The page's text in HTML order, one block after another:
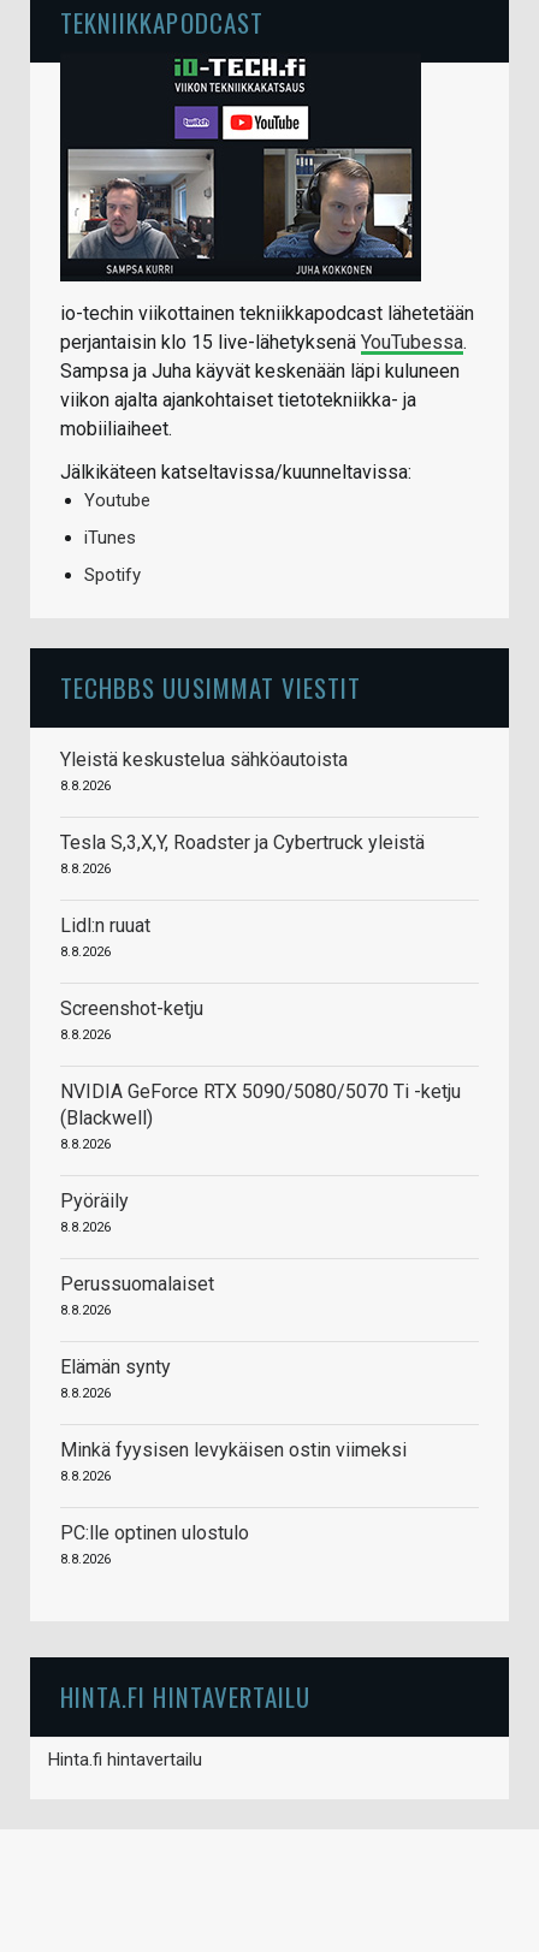
TEKNIIKKAPODCAST
io-techin viikottainen tekniikkapodcast lähetetään
perjantaisin klo 15 live-lähetyksenä YouTubessa.
Sampsa ja Juha käyvät keskenään läpi kuluneen
viikon ajalta ajankohtaiset tietotekniikka- ja
mobiiliaiheet.
Jälkikäteen katseltavissa/kuunneltavissa:
Youtube
iTunes
Spotify
TECHBBS UUSIMMAT VIESTIT
Yleistä keskustelua sähköautoista
8.8.2026
Tesla S,3,X,Y, Roadster ja Cybertruck yleistä
8.8.2026
Lidl:n ruuat
8.8.2026
Screenshot-ketju
8.8.2026
NVIDIA GeForce RTX 5090/5080/5070 Ti -ketju
(Blackwell)
8.8.2026
Pyöräily
8.8.2026
Perussuomalaiset
8.8.2026
Elämän synty
8.8.2026
Minkä fyysisen levykäisen ostin viimeksi
8.8.2026
PC:lle optinen ulostulo
8.8.2026
HINTA.FI HINTAVERTAILU
Hinta.fi hintavertailu